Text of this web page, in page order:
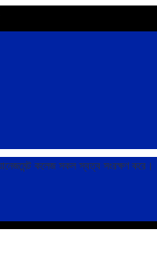
কলেজ সকল স্বত্ব সংরক্ষণ করে।